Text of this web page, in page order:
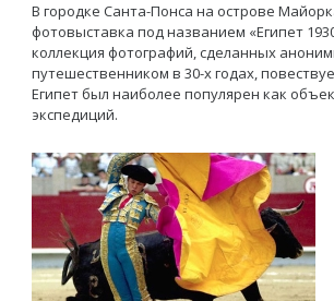
В городке Санта-Понса на острове
фотовыставка под названием «Египет
коллекция фотографий, сделанных
путешественником в 30-х годах,
Египет был наиболее популярен как
экспедиций.